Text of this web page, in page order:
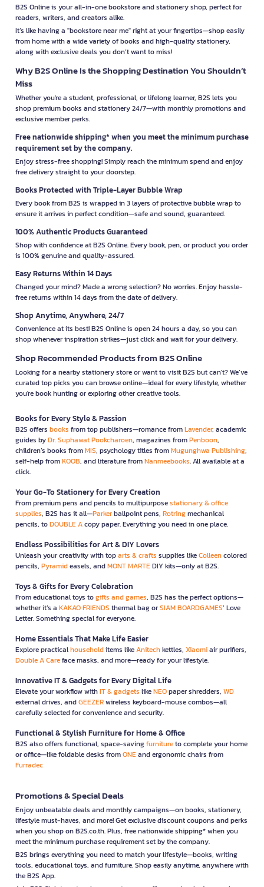
B2S Online is your all-in-one bookstore and stationery shop, perfect for
readers, writers, and creators alike.
It’s like having a "bookstore near me" right at your fingertips—shop easily
from home with a wide variety of books and high-quality stationery,
along with exclusive deals you don’t want to miss!
Why B2S Online Is the Shopping Destination You Shouldn’t
Miss
Whether you're a student, professional, or lifelong learner, B2S lets you
shop premium books and stationery 24/7—with monthly promotions and
exclusive member perks.
Free nationwide shipping* when you meet the minimum purchase
requirement set by the company.
Enjoy stress-free shopping! Simply reach the minimum spend and enjoy
free delivery straight to your doorstep.
Books Protected with Triple-Layer Bubble Wrap
Every book from B2S is wrapped in 3 layers of protective bubble wrap to
ensure it arrives in perfect condition—safe and sound, guaranteed.
100% Authentic Products Guaranteed
Shop with confidence at B2S Online. Every book, pen, or product you order
is 100% genuine and quality-assured.
Easy Returns Within 14 Days
Changed your mind? Made a wrong selection? No worries. Enjoy hassle-
free returns within 14 days from the date of delivery.
Shop Anytime, Anywhere, 24/7
Convenience at its best! B2S Online is open 24 hours a day, so you can
shop whenever inspiration strikes—just click and wait for your delivery.
Shop Recommended Products from B2S Online
Looking for a nearby stationery store or want to visit B2S but can't? We’ve
curated top picks you can browse online—ideal for every lifestyle, whether
you're book hunting or exploring other creative tools.
Books for Every Style & Passion
B2S offers books from top publishers—romance fromLavender, academic
guides byDr. Suphawat Pookcharoen, magazines fromPenboon,
children’s books fromMIS, psychology titles fromMugunghwa Publishing,
self-help fromKOOB, and literature fromNanmeebooks. All available at a
click.
Your Go-To Stationery for Every Creation
From premium pens and pencils to multipurposestationary & office
supplies, B2S has it all—Parkerballpoint pens, Rotringmechanical
pencils, toDOUBLE Acopy paper. Everything you need in one place.
Endless Possibilities for Art & DIY Lovers
Unleash your creativity with toparts & crafts supplies likeColleencolored
pencils, Pyramideasels, andMONT MARTEDIY kits—only at B2S.
Toys & Gifts for Every Celebration
From educational toys togifts and games, B2S has the perfect options—
whether it’s a KAKAO FRIENDS thermal bag orSIAM BOARDGAMES’ Love
Letter. Something special for everyone.
Home Essentials That Make Life Easier
Explore practicalhouseholditems likeAnitechkettles, Xiaomiair purifiers,
Double A Careface masks, and more—ready for your lifestyle.
Innovative IT & Gadgets for Every Digital Life
Elevate your workflow withIT & gadgets likeNEOpaper shredders, WD
external drives, andGEEZERwireless keyboard-mouse combos—all
carefully selected for convenience and security.
Functional & Stylish Furniture for Home & Office
B2S also offers functional, space-savingfurnitureto complete your home
or office—like foldable desks fromONEand ergonomic chairs from
Furradec
Promotions & Special Deals
Enjoy unbeatable deals and monthly campaigns—on books, stationery,
lifestyle must-haves, and more! Get exclusive discount coupons and perks
when you shop on B2S.co.th. Plus, free nationwide shipping* when you
meet the minimum purchase requirement set by the company.
B2S brings everything you need to match your lifestyle—books, writing
tools, educational toys, and furniture. Shop easily anytime, anywhere with
the B2S App.